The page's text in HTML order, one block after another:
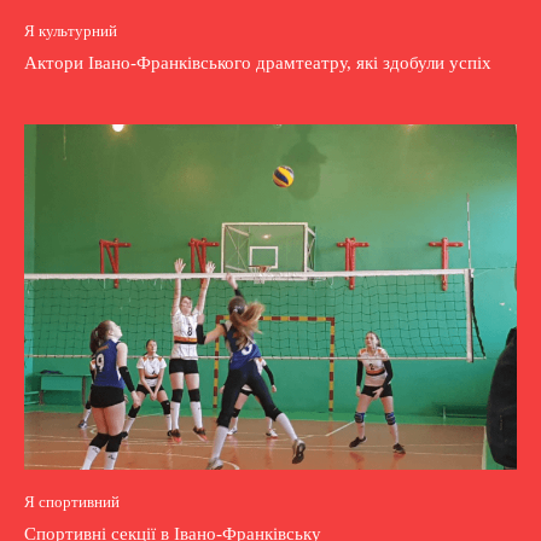
Я культурний
Актори Івано-Франківського драмтеатру, які здобули успіх
Я спортивний
Спортивні секції в Івано-Франківську